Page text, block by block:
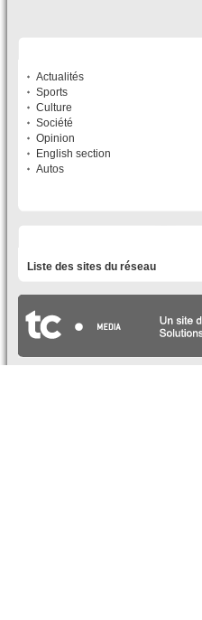
Actualités
Sports
Culture
Société
Opinion
English section
Autos
Liste des sites du réseau